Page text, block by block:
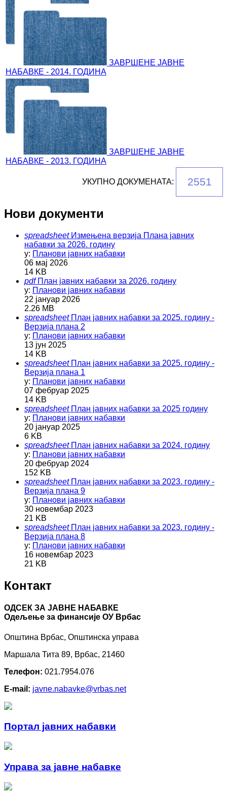
ЗАВРШЕНЕ ЈАВНЕ
НАБАВКЕ - 2014. ГОДИНА
ЗАВРШЕНЕ ЈАВНЕ
НАБАВКЕ - 2013. ГОДИНА
УКУПНО ДОКУМЕНАТА: 2551
Нови документи
spreadsheet Измењена верзија Плана јавних
набавки за 2026. годину
у: Планови јавних набавки
06 мај 2026
14 KB
pdf План јавних набавки за 2026. годину
у: Планови јавних набавки
22 јануар 2026
2.26 MB
spreadsheet План јавних набавки за 2025. годину -
Верзија плана 2
у: Планови јавних набавки
13 јун 2025
14 KB
spreadsheet План јавних набавки за 2025. годину -
Верзија плана 1
у: Планови јавних набавки
07 фебруар 2025
14 KB
spreadsheet План јавних набавки за 2025 годину
у: Планови јавних набавки
20 јануар 2025
6 KB
spreadsheet План јавних набавки за 2024. годину
у: Планови јавних набавки
20 фебруар 2024
152 KB
spreadsheet План јавних набавки за 2023. годину -
Верзија плана 9
у: Планови јавних набавки
30 новембар 2023
21 KB
spreadsheet План јавних набавки за 2023. годину -
Верзија плана 8
у: Планови јавних набавки
16 новембар 2023
21 KB
Контакт
ОДСЕК ЗА ЈАВНЕ НАБАВКЕ
Oдељење за финансије ОУ Врбас
Општина Врбас, Општинска управа
Маршала Тита 89, Врбас, 21460
Телефон: 021.7954.076
E-mail: javne.nabavke@vrbas.net
Портал јавних набавки
Управа за јавне набавке